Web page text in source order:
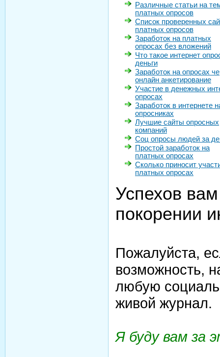
Различные статьи на
платных опросов
Список проверенных
платных опросов
Заработок на платных
опросах без вложений
Что такое интернет
деньги
Заработок на опросах
онлайн анкетирование
Участие в денежных
опросах
Заработок в интернете
опросниках
Лучшие сайты опросных
компаний
Соц опросы людей за
Простой заработок на
платных опросах
Сколько приносит
платных опросах
Успехов
покорении
Пожалуйста,
возможность,
любую
живой журнал.
Я буду вам за